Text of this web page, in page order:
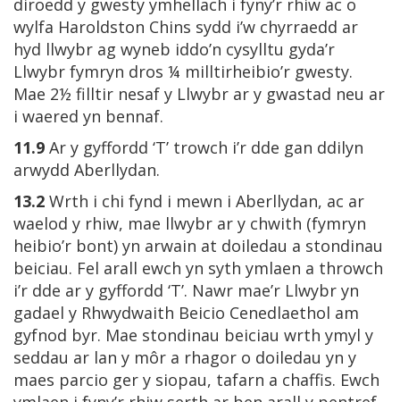
diroedd y gwesty ymhellach i fyny’r rhiw ac o
wylfa Haroldston Chins sydd i’w chyrraedd ar
hyd llwybr ag wyneb iddo’n cysylltu gyda’r
Llwybr fymryn dros ¼ milltirheibio’r gwesty.
Mae 2½ filltir nesaf y Llwybr ar y gwastad neu ar
i waered yn bennaf.
11.9 Ar y gyffordd ‘T’ trowch i’r dde gan ddilyn
arwydd Aberllydan.
13.2 Wrth i chi fynd i mewn i Aberllydan, ac ar
waelod y rhiw, mae llwybr ar y chwith (fymryn
heibio’r bont) yn arwain at doiledau a stondinau
beiciau. Fel arall ewch yn syth ymlaen a throwch
i’r dde ar y gyffordd ‘T’. Nawr mae’r Llwybr yn
gadael y Rhwydwaith Beicio Cenedlaethol am
gyfnod byr. Mae stondinau beiciau wrth ymyl y
seddau ar lan y môr a rhagor o doiledau yn y
maes parcio ger y siopau, tafarn a chaffis. Ewch